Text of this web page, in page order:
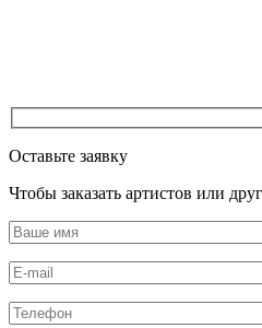
Оставьте заявку
Чтобы заказать артистов или